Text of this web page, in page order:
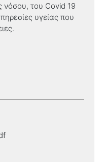
νόσου, του Covid 19
υγείας που